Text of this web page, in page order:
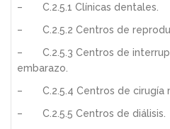
– C.2.5.1 Clínicas dentales.
– C.2.5.2 Centros de
– C.2.5.3 Centros de
embarazo.
– C.2.5.4 Centros de cirugía
– C.2.5.5 Centros de diálisis.